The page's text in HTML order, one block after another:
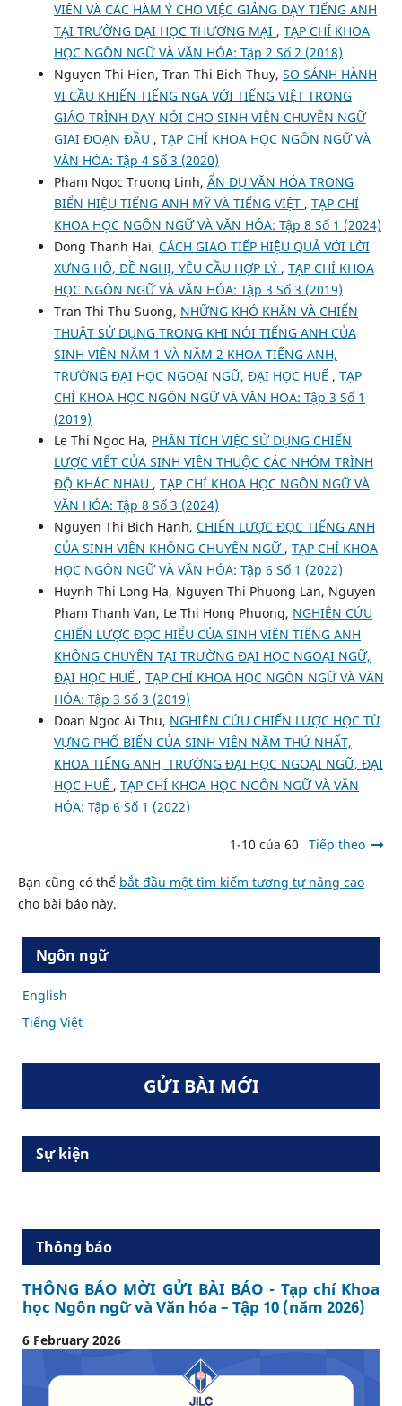
VIÊN VÀ CÁC HÀM Ý CHO VIỆC GIẢNG DẠY TIẾNG ANH
TẠI TRƯỜNG ĐẠI HỌC THƯƠNG MẠI , TẠP CHÍ KHOA
HỌC NGÔN NGỮ VÀ VĂN HÓA: Tập 2 Số 2 (2018)
Nguyen Thi Hien, Tran Thi Bich Thuy, SO SÁNH HÀNH
VI CẦU KHIẾN TIẾNG NGA VỚI TIẾNG VIỆT TRONG
GIÁO TRÌNH DẠY NÓI CHO SINH VIÊN CHUYÊN NGỮ
GIAI ĐOẠN ĐẦU , TẠP CHÍ KHOA HỌC NGÔN NGỮ VÀ
VĂN HÓA: Tập 4 Số 3 (2020)
Pham Ngoc Truong Linh, ẨN DỤ VĂN HÓA TRONG
BIỂN HIỆU TIẾNG ANH MỸ VÀ TIẾNG VIỆT , TẠP CHÍ
KHOA HỌC NGÔN NGỮ VÀ VĂN HÓA: Tập 8 Số 1 (2024)
Dong Thanh Hai, CÁCH GIAO TIẾP HIỆU QUẢ VỚI LỜI
XƯNG HÔ, ĐỀ NGHỊ, YÊU CẦU HỢP LÝ , TẠP CHÍ KHOA
HỌC NGÔN NGỮ VÀ VĂN HÓA: Tập 3 Số 3 (2019)
Tran Thi Thu Suong, NHỮNG KHÓ KHĂN VÀ CHIẾN
THUẬT SỬ DỤNG TRONG KHI NÓI TIẾNG ANH CỦA
SINH VIÊN NĂM 1 VÀ NĂM 2 KHOA TIẾNG ANH,
TRƯỜNG ĐẠI HỌC NGOẠI NGỮ, ĐẠI HỌC HUẾ , TẠP
CHÍ KHOA HỌC NGÔN NGỮ VÀ VĂN HÓA: Tập 3 Số 1
(2019)
Le Thi Ngoc Ha, PHÂN TÍCH VIỆC SỬ DỤNG CHIẾN
LƯỢC VIẾT CỦA SINH VIÊN THUỘC CÁC NHÓM TRÌNH
ĐỘ KHÁC NHAU , TẠP CHÍ KHOA HỌC NGÔN NGỮ VÀ
VĂN HÓA: Tập 8 Số 3 (2024)
Nguyen Thi Bich Hanh, CHIẾN LƯỢC ĐỌC TIẾNG ANH
CỦA SINH VIÊN KHÔNG CHUYÊN NGỮ , TẠP CHÍ KHOA
HỌC NGÔN NGỮ VÀ VĂN HÓA: Tập 6 Số 1 (2022)
Huynh Thi Long Ha, Nguyen Thi Phuong Lan, Nguyen
Pham Thanh Van, Le Thi Hong Phuong, NGHIÊN CỨU
CHIẾN LƯỢC ĐỌC HIỂU CỦA SINH VIÊN TIẾNG ANH
KHÔNG CHUYÊN TẠI TRƯỜNG ĐẠI HỌC NGOẠI NGỮ,
ĐẠI HỌC HUẾ , TẠP CHÍ KHOA HỌC NGÔN NGỮ VÀ VĂN
HÓA: Tập 3 Số 3 (2019)
Doan Ngoc Ai Thu, NGHIÊN CỨU CHIẾN LƯỢC HỌC TỪ
VỰNG PHỔ BIẾN CỦA SINH VIÊN NĂM THỨ NHẤT,
KHOA TIẾNG ANH, TRƯỜNG ĐẠI HỌC NGOẠI NGỮ, ĐẠI
HỌC HUẾ , TẠP CHÍ KHOA HỌC NGÔN NGỮ VÀ VĂN
HÓA: Tập 6 Số 1 (2022)
1-10 của 60 Tiếp theo
Bạn cũng có thể bắt đầu một tìm kiếm tương tự nâng cao
cho bài báo này.
Ngôn ngữ
English
Tiếng Việt
GỬI BÀI MỚI
Sự kiện
Thông báo
THÔNG BÁO MỜI GỬI BÀI BÁO - Tạp chí Khoa
học Ngôn ngữ và Văn hóa – Tập 10 (năm 2026)
6 February 2026